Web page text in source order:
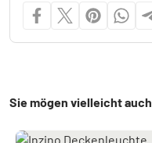
Sie mögen vielleicht auch